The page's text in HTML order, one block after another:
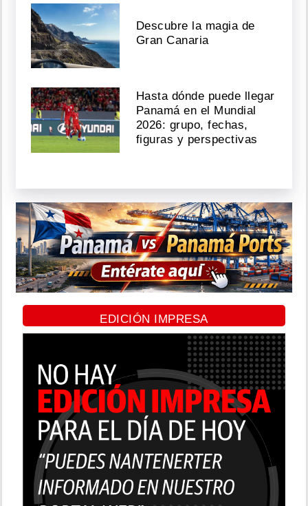
Descubre la magia de
Gran Canaria
Hasta dónde puede llegar
Panamá en el Mundial
2026: grupo, fechas,
figuras y perspectivas
EDICIÓN IMPRESA